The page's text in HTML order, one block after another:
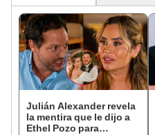
Julián Alexander revela
la mentira que le dijo a
Ethel Pozo para